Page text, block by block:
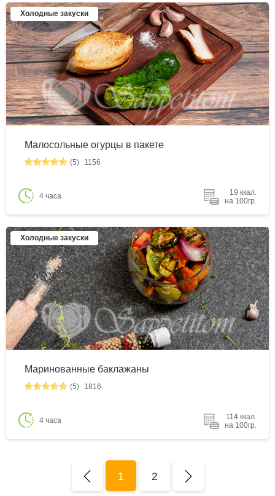
Холодные закуски
Малосольные огурцы в пакете
(5) 1156
4 часа
19 ккал.
на 100гр.
Холодные закуски
Маринованные баклажаны
(5) 1816
4 часа
114 ккал.
на 100гр.
1 2